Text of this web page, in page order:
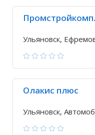
Ульяновск,
Олакис плюс
Ульяновск,